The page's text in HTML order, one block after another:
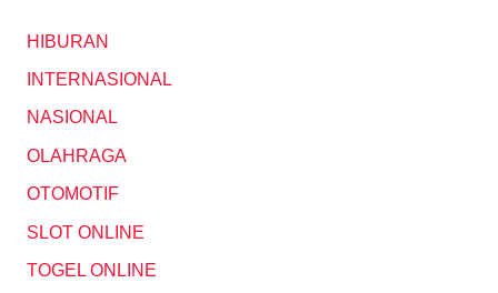
HIBURAN
INTERNASIONAL
NASIONAL
OLAHRAGA
OTOMOTIF
SLOT ONLINE
TOGEL ONLINE